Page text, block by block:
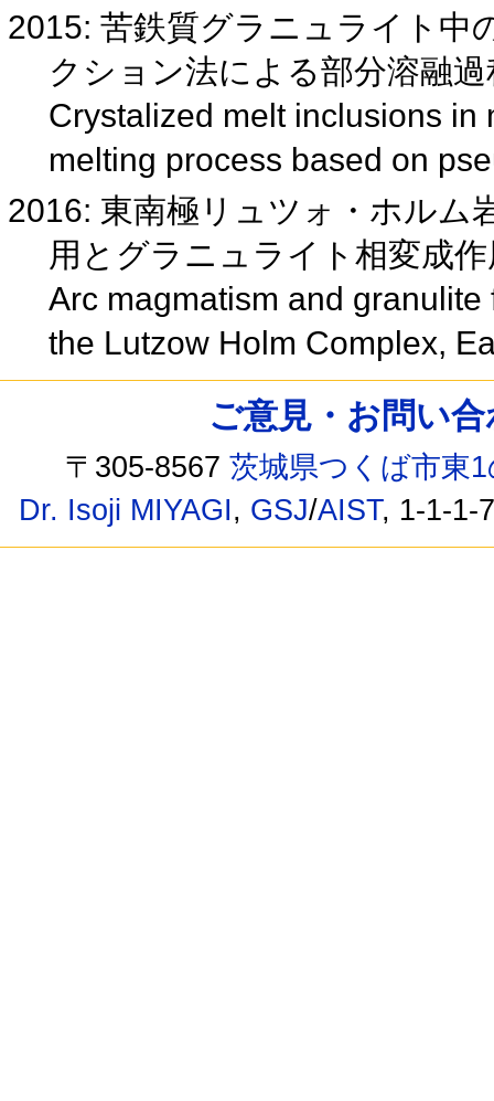
2015: 苦鉄質グラニュライト中
クション法による部分溶融
Crystalized melt inclusions
melting process based on
2016: 東南極リュツォ・ホルム
用とグラニュライト相変成
Arc magmatism and
the Lutzow Holm Complex,
ご意見・お問い
〒305-8567茨城県つくば市東
Dr. Isoji MIYAGI, GSJ/AIST, 1-1-1-